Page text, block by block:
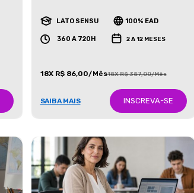
LATO SENSU 100% EAD
360 A 720H 2 A 12 MESES
18X R$ 86,00/Mês18X R$ 387,00/Mês
SAIBA MAIS INSCREVA-SE